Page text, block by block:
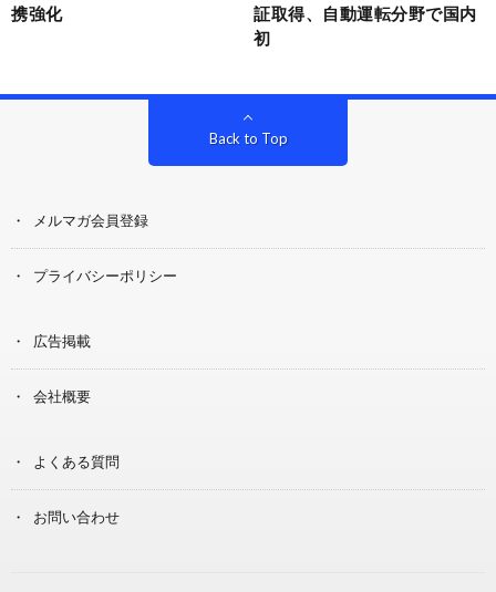
携強化
証取得、自動運転分野で国内
初
Back to Top
メルマガ会員登録
プライバシーポリシー
広告掲載
会社概要
よくある質問
お問い合わせ